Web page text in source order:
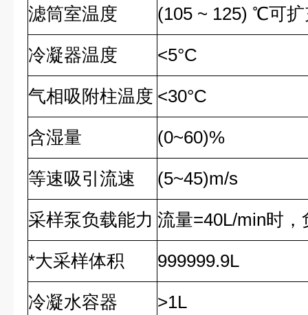
滤筒室温度
(105 ~ 125) ℃可
冷凝器温度
<5°C
气相吸附柱温度 <30°C
含湿量
(0~60)%
等速吸引流速
(5~45)m/s
采样泵负载能力 流量=40L/min时，
*大采样体积
999999.9L
冷凝水容器
>1L